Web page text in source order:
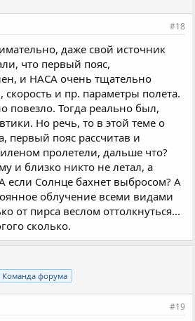
#18
даже свой источник
что первый пояс,
и НАСА очень тщательно
и пр. параметры полета.
повезло. Тогда реально был,
Но речь, то в этой теме о
первый пояс рассчитав и
пролетели, дальше что?
и близко никто не летал, а
если Солнце бахнет выбросом? А
облучение всеми видами
от пирса веслом оттолкнуться...
сколько.
Команда форума
#19